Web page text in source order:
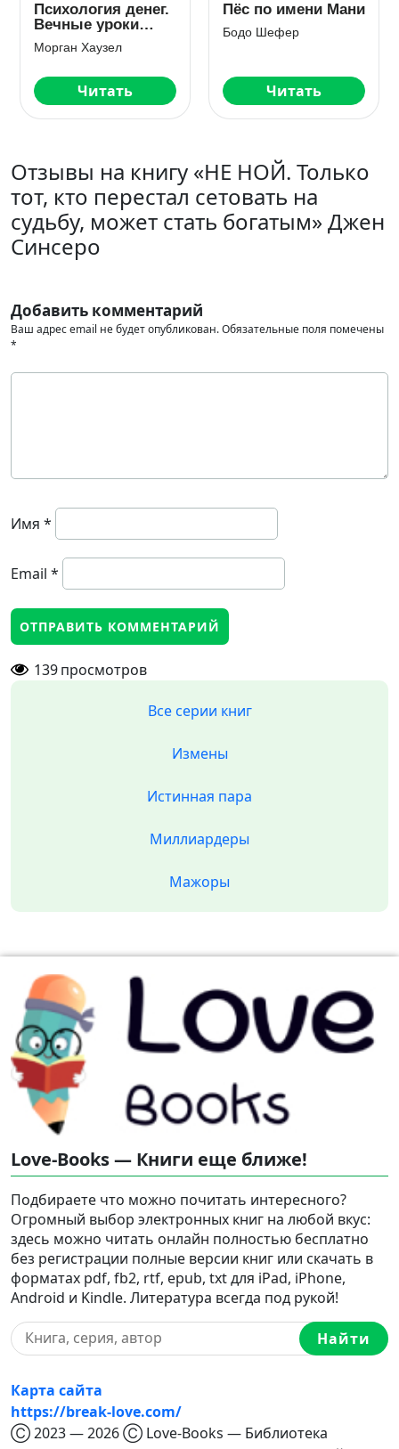
Самый богатый
человек в
Вавилоне
Читать
Богатый папа,
бедный папа
Читать
Отзывы на книгу «НЕ НОЙ. Только
тот, кто перестал сетовать на
судьбу, может стать богатым» Джен
Синсеро
Добавить комментарий
Ваш адрес email не будет опубликован.Обязательные поля помечены
*
Имя *
Email *
139просмотров
Все серии книг
Измены
Истинная пара
Миллиардеры
Мажоры
Love-Books — Книги еще ближе!
Подбираете что можно почитать интересного?
Огромный выбор электронных книг на любой вкус:
здесь можно читать онлайн полностью бесплатно
без регистрации полные версии книг или скачать в
форматах pdf, fb2, rtf, epub, txt для iPad, iPhone,
Android и Kindle. Литература всегда под рукой!
Найти
Карта сайта
https://break-love.com/
Ⓒ 2023 — 2026 Ⓒ Love-Books — Библиотека